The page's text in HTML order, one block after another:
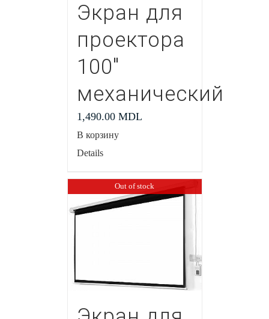
Экран для
проектора
100″
механический
1,490.00 MDL
В корзину
Details
Out of stock